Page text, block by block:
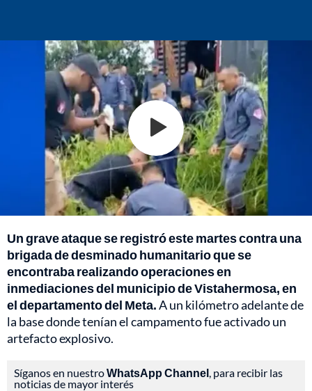
Un grave ataque se registró este martes contra una
brigada de desminado humanitario que se
encontraba realizando operaciones en
inmediaciones del municipio de Vistahermosa, en
el departamento del Meta.A un kilómetro adelante de
la base donde tenían el campamento fue activado un
artefacto explosivo.
Síganos en nuestroWhatsApp Channel , para recibir las
noticias de mayor interés